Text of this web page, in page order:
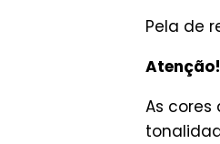
Pela de
As